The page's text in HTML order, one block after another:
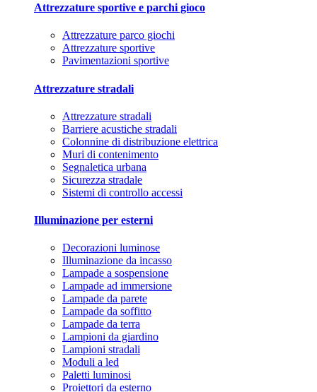
Attrezzature sportive e parchi gioco
Attrezzature parco giochi
Attrezzature sportive
Pavimentazioni sportive
Attrezzature stradali
Attrezzature stradali
Barriere acustiche stradali
Colonnine di distribuzione elettrica
Muri di contenimento
Segnaletica urbana
Sicurezza stradale
Sistemi di controllo accessi
Illuminazione per esterni
Decorazioni luminose
Illuminazione da incasso
Lampade a sospensione
Lampade ad immersione
Lampade da parete
Lampade da soffitto
Lampade da terra
Lampioni da giardino
Lampioni stradali
Moduli a led
Paletti luminosi
Proiettori da esterno